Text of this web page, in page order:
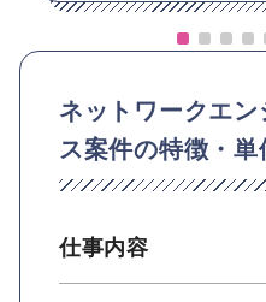
ネットワークエ
ス案件の特徴・
仕事内容